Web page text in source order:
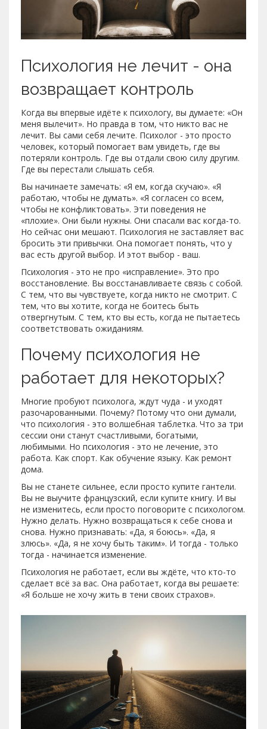
Психология не лечит - она
возвращает контроль
Когда вы впервые идёте к психологу, вы думаете: «Он
меня вылечит». Но правда в том, что никто вас не
лечит. Вы сами себя лечите. Психолог - это просто
человек, который помогает вам увидеть, где вы
потеряли контроль. Где вы отдали свою силу другим.
Где вы перестали слышать себя.
Вы начинаете замечать: «Я ем, когда скучаю». «Я
работаю, чтобы не думать». «Я согласен со всем,
чтобы не конфликтовать». Эти поведения не
«плохие». Они были нужны. Они спасали вас когда-то.
Но сейчас они мешают. Психология не заставляет вас
бросить эти привычки. Она помогает понять, что у
вас есть другой выбор. И этот выбор - ваш.
Психология - это не про «исправление». Это про
восстановление. Вы восстанавливаете связь с собой.
С тем, что вы чувствуете, когда никто не смотрит. С
тем, что вы хотите, когда не боитесь быть
отвергнутым. С тем, кто вы есть, когда не пытаетесь
соответствовать ожиданиям.
Почему психология не
работает для некоторых?
Многие пробуют психолога, ждут чуда - и уходят
разочарованными. Почему? Потому что они думали,
что психология - это волшебная таблетка. Что за три
сессии они станут счастливыми, богатыми,
любимыми. Но психология - это не лечение, это
работа. Как спорт. Как обучение языку. Как ремонт
дома.
Вы не станете сильнее, если просто купите гантели.
Вы не выучите французский, если купите книгу. И вы
не изменитесь, если просто поговорите с психологом.
Нужно делать. Нужно возвращаться к себе снова и
снова. Нужно признавать: «Да, я боюсь». «Да, я
злюсь». «Да, я не хочу быть таким». И тогда - только
тогда - начинается изменение.
Психология не работает, если вы ждёте, что кто-то
сделает всё за вас. Она работает, когда вы решаете:
«Я больше не хочу жить в тени своих страхов».